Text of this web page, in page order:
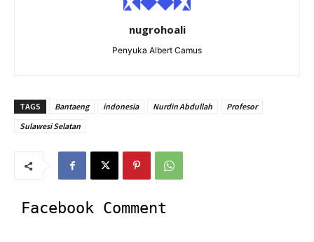
nugrohoali
Penyuka Albert Camus
TAGS Bantaeng indonesia Nurdin Abdullah
Profesor
Sulawesi Selatan
Facebook Comment